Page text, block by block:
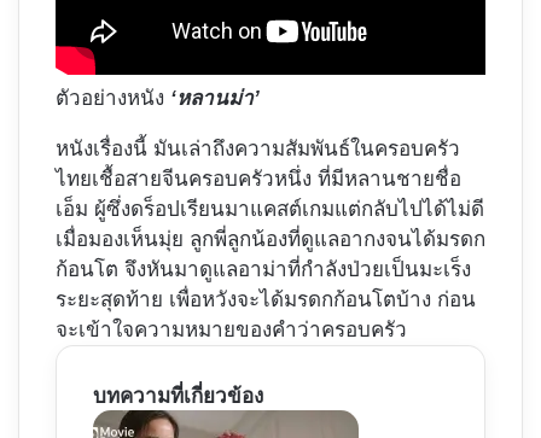
ตัวอย่างหนัง ‘หลานม่า’
หนังเรื่องนี้ มันเล่าถึงความสัมพันธ์ในครอบครัว
ไทยเชื้อสายจีนครอบครัวหนึ่ง ที่มีหลานชายชื่อ
เอ็ม ผู้ซึ่งดร็อปเรียนมาแคสต์เกมแต่กลับไปได้ไม่ดี
เมื่อมองเห็นมุ่ย ลูกพี่ลูกน้องที่ดูแลอากงจนได้มรดก
ก้อนโต จึงหันมาดูแลอาม่าที่กำลังป่วยเป็นมะเร็ง
ระยะสุดท้าย เพื่อหวังจะได้มรดกก้อนโตบ้าง ก่อน
จะเข้าใจความหมายของคำว่าครอบครัว
บทความที่เกี่ยวข้อง